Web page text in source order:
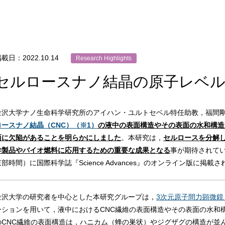
載日：2022.10.14 Research Highlights
ルロースナノ結晶の原子レベ
沢大学ナノ生命科学研究所のアイハン・ユルトセベル特任助教，福間
ースナノ結晶（CNC）（※1） の液中の表面構造やその表面の水和構
に欠陥があることを明らかにしました。本研究は， セルロースを分解
製品やバイオ燃料に応用するための重要な成果となる事が期待されて
部時間）に国際科学誌『Science Advances』のオンライン版に掲載さ
沢大学の研究者を中心とした本研究グループは， 3次元原子間力顕微
ションを用いて，液中におけるCNC繊維の表面構造やその表面の水
CNC繊維の表面構造は，ハニカム（蜂の巣状）やジグザグの構造が